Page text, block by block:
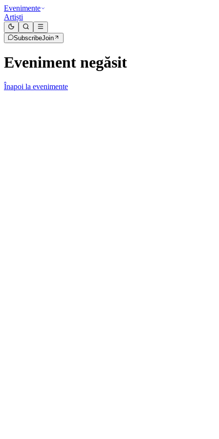
Evenimente
Artiști
SubscribeJoin
Eveniment negăsit
Înapoi la evenimente